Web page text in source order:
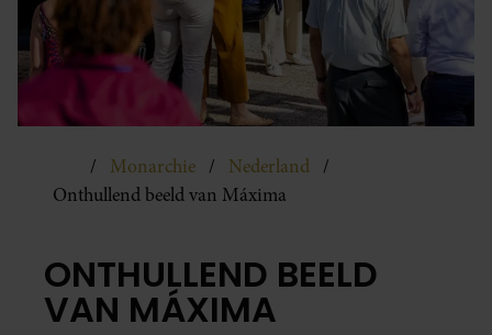
Monarchie
Nederland
Onthullend beeld van Máxima
ONTHULLEND BEELD
VAN MÁXIMA